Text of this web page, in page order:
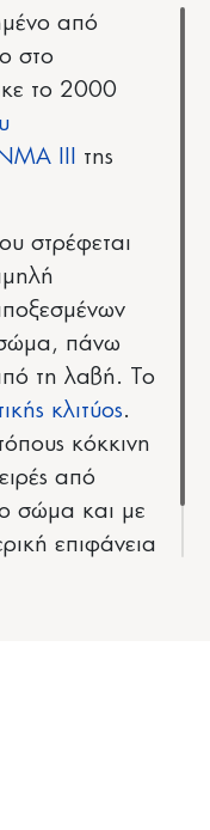
από
στο
το 2000
III
της
στρέφεται
πάνω
τη λαβή. Το
κλιτύος.
κόκκινη
από
σώμα και με
επιφάνεια